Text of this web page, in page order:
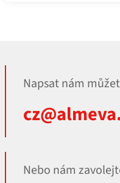
Napsat nám
Nebo nám